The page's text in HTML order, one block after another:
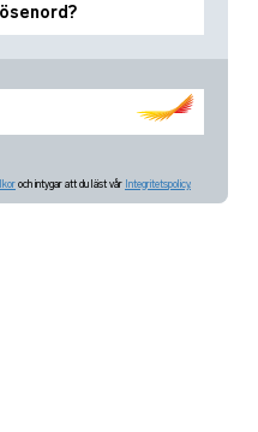
och intygar att du läst vår Integritetspolicy.